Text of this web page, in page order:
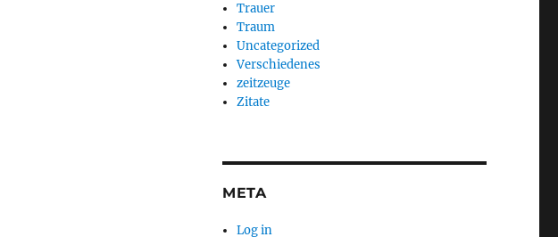
Trauer
Traum
Uncategorized
Verschiedenes
zeitzeuge
Zitate
META
Log in